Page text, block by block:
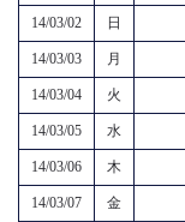
14/03/02 日
14/03/03 月
14/03/04 火
14/03/05 水
14/03/06 木
14/03/07 金